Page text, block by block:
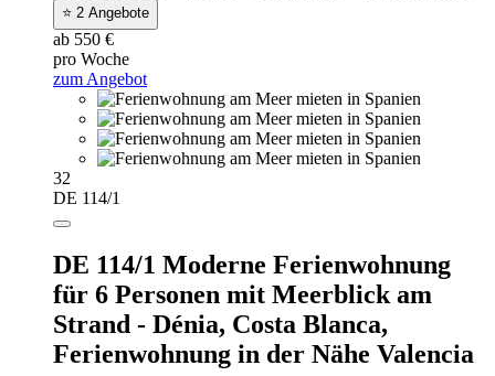
⭐ 2 Angebote
ab 550 €
pro Woche
zum Angebot
32
DE 114/1
DE 114/1 Moderne Ferienwohnung
für 6 Personen mit Meerblick am
Strand - Dénia, Costa Blanca,
Ferienwohnung in der Nähe Valencia